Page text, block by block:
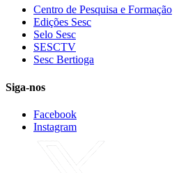
Centro de Pesquisa e Formação
Edições Sesc
Selo Sesc
SESCTV
Sesc Bertioga
Siga-nos
Facebook
Instagram